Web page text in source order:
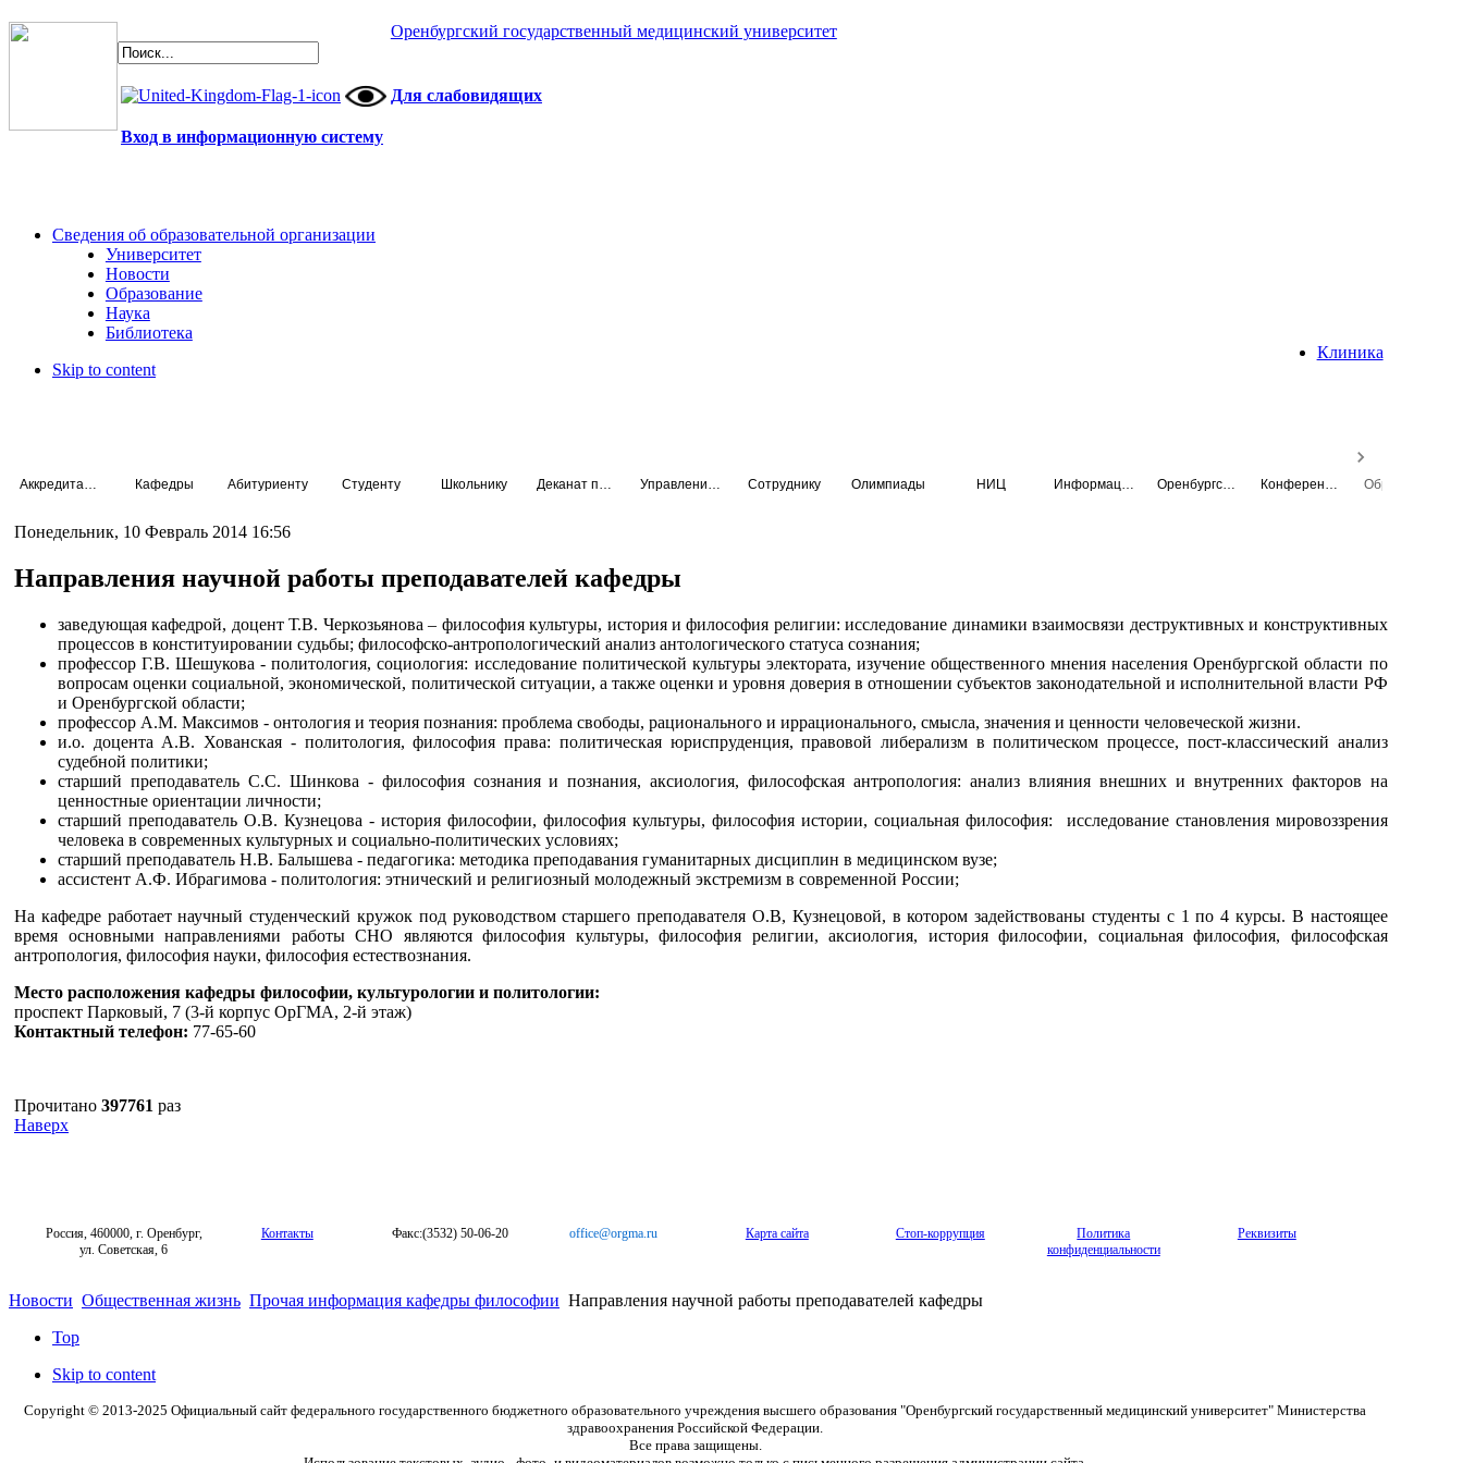
Оренбургский государственный медицинский университет
Для слабовидящих
Вход в информационную систему
Сведения об образовательной организации
Университет
Новости
Образование
Наука
Библиотека
Клиника
Skip to content
Кафедры Абитуриенту Студенту Школьнику Сотруднику Олимпиады НИЦ
Понедельник, 10 Февраль 2014 16:56
Направления научной работы преподавателей кафедры
заведующая кафедрой, доцент Т.В. Черкозьянова – философия культуры, история и философия религии: исследование динамики взаимосвязи деструктивных и конструктивных
процессов в конституировании судьбы; философско-антропологический анализ антологического статуса сознания;
профессор Г.В. Шешукова - политология, социология: исследование политической культуры электората, изучение общественного мнения населения Оренбургской области по
вопросам оценки социальной, экономической, политической ситуации, а также оценки и уровня доверия в отношении субъектов законодательной и исполнительной власти РФ
и Оренбургской области;
профессор А.М. Максимов - онтология и теория познания: проблема свободы, рационального и иррационального, смысла, значения и ценности человеческой жизни.
и.о. доцента А.В. Хованская - политология, философия права: политическая юриспруденция, правовой либерализм в политическом процессе, пост-классический анализ
судебной политики;
старший преподаватель С.С. Шинкова - философия сознания и познания, аксиология, философская антропология: анализ влияния внешних и внутренних факторов на
ценностные ориентации личности;
старший преподаватель О.В. Кузнецова - история философии, философия культуры, философия истории, социальная философия: исследование становления мировоззрения
человека в современных культурных и социально-политических условиях;
старший преподаватель Н.В. Балышева - педагогика: методика преподавания гуманитарных дисциплин в медицинском вузе;
ассистент А.Ф. Ибрагимова - политология: этнический и религиозный молодежный экстремизм в современной России;
На кафедре работает научный студенческий кружок под руководством старшего преподавателя О.В, Кузнецовой, в котором задействованы студенты с 1 по 4 курсы. В настоящее
время основными направлениями работы СНО являются философия культуры, философия религии, аксиология, история философии, социальная философия, философская
антропология, философия науки, философия естествознания.
Место расположения кафедры философии, культурологии и политологии:
проспект Парковый, 7 (3-й корпус ОрГМА, 2-й этаж)
Контактный телефон: 77-65-60
Прочитано 397761 раз
Наверх
Россия, 460000, г. Оренбург,
ул. Советская, 6
Контакты Факс:(3532) 50-06-20 office@orgma.ru Карта сайта Стоп-коррупция
Политика
конфиденциальности
Реквизиты
Новости Общественная жизнь Прочая информация кафедры философии Направления научной работы преподавателей кафедры
Top
Skip to content
Copyright © 2013-2025 Официальный сайт федерального государственного бюджетного образовательного учреждения высшего образования "Оренбургский государственный медицинский университет" Министерства
здравоохранения Российской Федерации.
Все права защищены.